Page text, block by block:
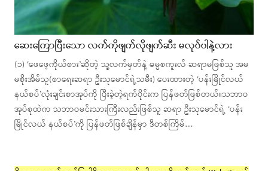
ဆေးကြောပြီးသော လက်ကိုဖျက်လိုဖျက်ဆီး မလုပ်ပါနဲ့လား
(၁) ‘ဖေဖေ့ကိုယ်စား’ဆိုတဲ့ သူ့လက်မှတ်နဲ့ ဓမ္မစကူးလ် ဆရာမဖြစ်သူ အမ
မစိုးအိမ်သူ(စာရေးဆရာ ဦးသုမောင်ရဲ့သမီး) ပေးထားတဲ့ ‘ပန်းမြိုင်လယ်
နယ်စပ်’လုံးချင်းစာအုပ်ကို ပြီးခဲ့တဲ့ရက်ပိုင်းက ပြန်ဖတ်ဖြစ်တယ်။သဘာဝ
အုပ်စုထဲက သဘာဝမင်းသားကြီးလည်းဖြစ်သူ ဆရာ ဦးသုမောင်ရဲ့ ‘ပန်း
မြိုင်လယ် နယ်စပ်’ကို ပြန်ဖတ်ဖြစ်ချိန်မှာ ဒီတစ်ကြိမ်…